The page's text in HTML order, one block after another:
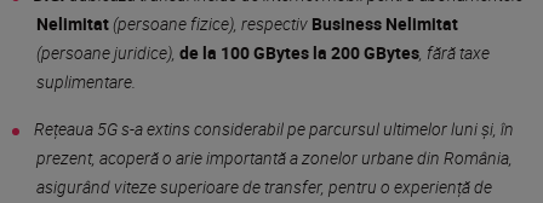
Nelimitat (persoane fizice), respectiv Business Nelimitat
(persoane juridice), de la 100 GBytes la 200 GBytes, fără taxe
suplimentare.
Rețeaua 5G s-a extins considerabil pe parcursul ultimelor luni și, în
prezent, acoperă o arie importantă a zonelor urbane din România,
asigurând viteze superioare de transfer, pentru o experiență de